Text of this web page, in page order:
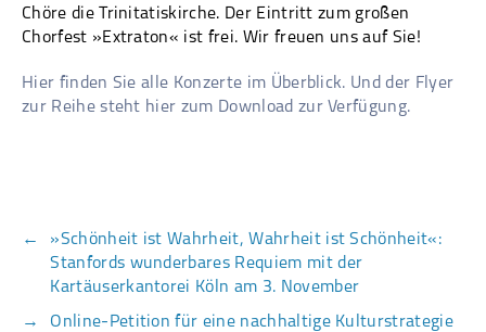
Chöre die Trinitatiskirche. Der Eintritt zum großen
Chorfest »Extraton« ist frei. Wir freuen uns auf Sie!
Hier finden Sie alle Konzerte im Überblick. Und der Flyer
zur Reihe steht hier zum Download zur Verfügung.
←
»Schönheit ist Wahrheit, Wahrheit ist Schönheit«:
Stanfords wunderbares Requiem mit der
Kartäuserkantorei Köln am 3. November
→
Online-Petition für eine nachhaltige Kulturstrategie